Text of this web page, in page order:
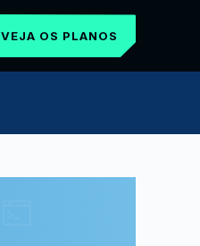
VEJA OS PLANOS